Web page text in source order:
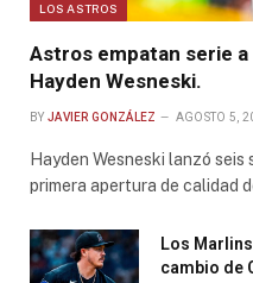
LOS ASTROS
Astros empatan serie
Hayden Wesneski.
BY JAVIER GONZÁLEZ AGOSTO 5,
Hayden Wesneski lanzó
primera apertura de calidad
Los
cambio de